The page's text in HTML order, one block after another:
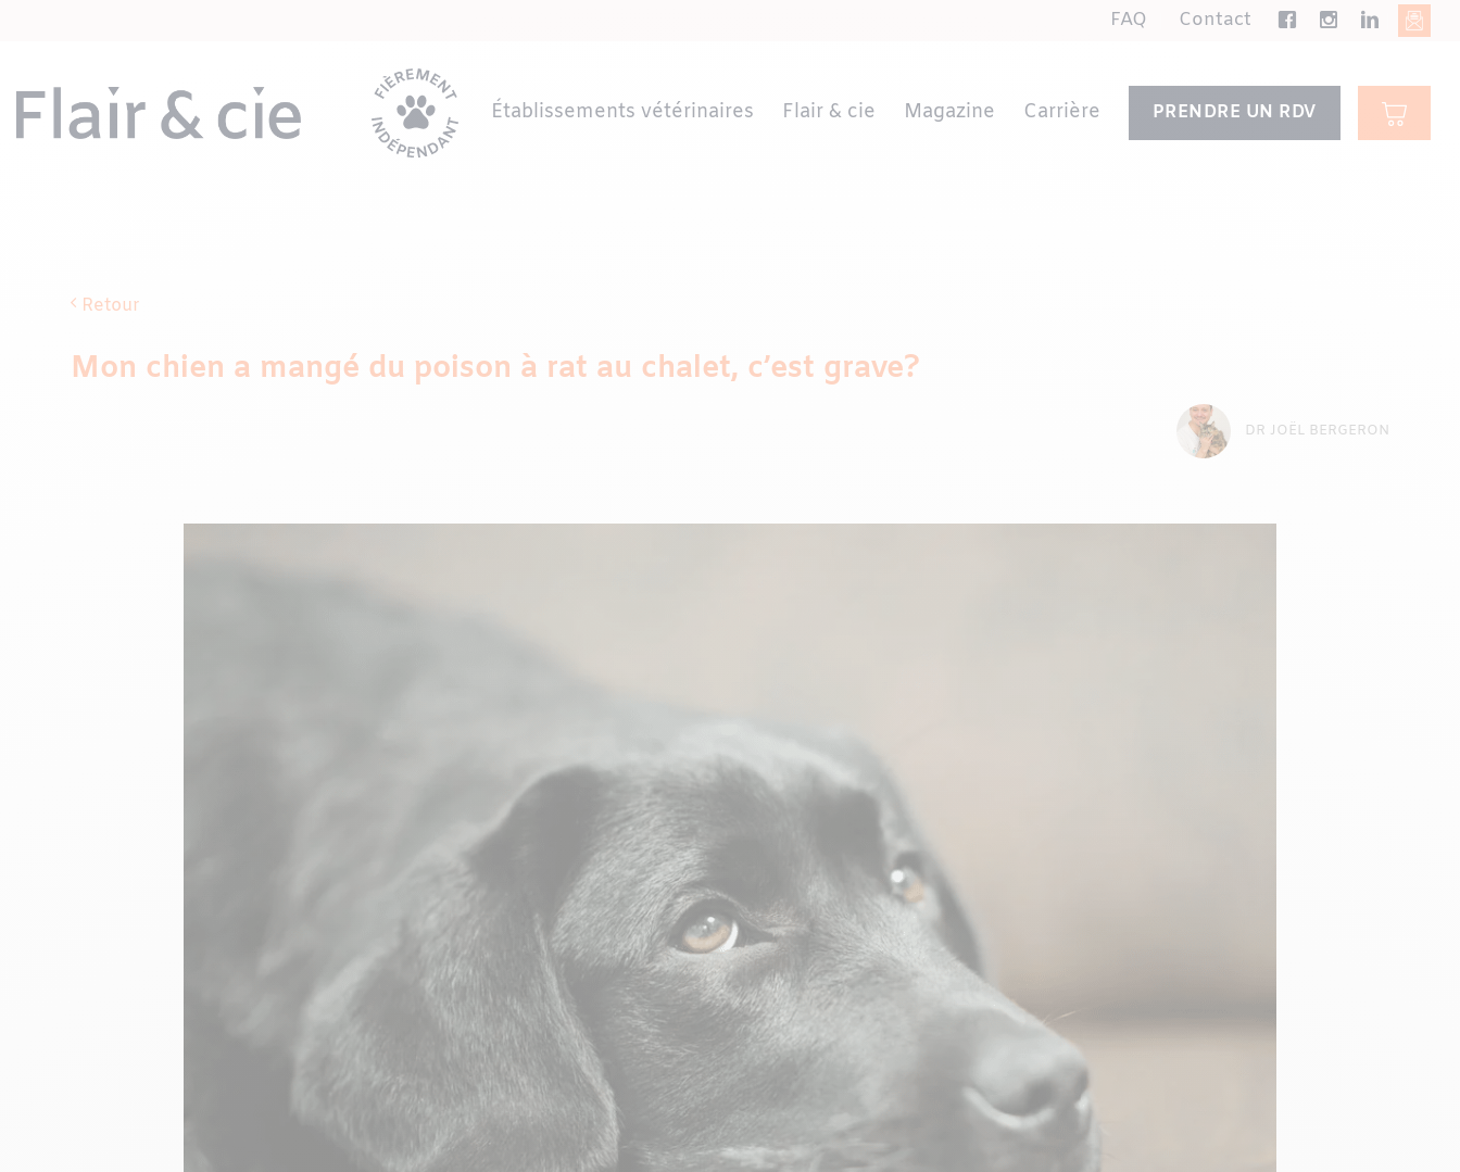
FAQ Contact
Établissements vétérinaires Flair & cie Magazine Carrière PRENDRE UN RDV
Retour
Mon chien a mangé du poison à rat au chalet, c’est grave?
DR JOËL BERGERON